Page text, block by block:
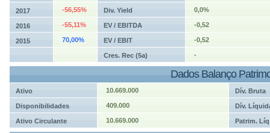
2017 -56,55% Div. Yield 0,0%
2016 -55,11% EV / EBITDA -0,52
2015 70,00% EV / EBIT -0,52
Cres. Rec (5a) -
Dados Balanço
Ativo 10.669.000 Dív. Bruta
Disponibilidades 409.000 Dív.
Ativo Circulante 10.669.000 Patrim. Líq